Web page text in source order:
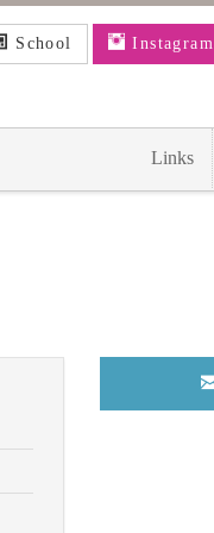
School Instagram
Links